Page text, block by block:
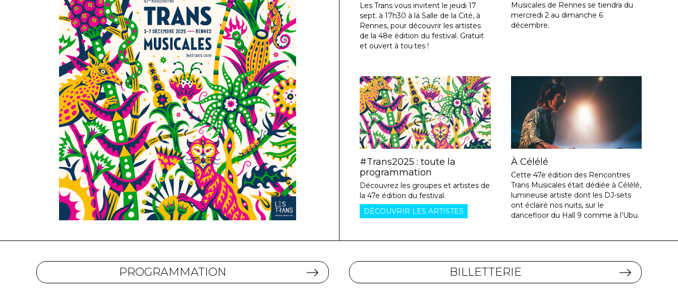
Les Trans vous invitent le jeudi 17
sept. à 17h30 à la Salle de la Cité, à
Rennes, pour découvrir les artistes
de la 48e édition du festival. Gratuit
et ouvert à tou·tes !
Musicales de Rennes se tiendra du
mercredi 2 au dimanche 6
décembre.
#Trans2025 : toute la
programmation
Découvrez les groupes et artistes de
la 47e édition du festival.
DÉCOUVRIR LES ARTISTES
À Célélé
Cette 47e édition des Rencontres
Trans Musicales était dédiée à Célélé,
lumineuse artiste dont les DJ-sets
ont éclairé nos nuits, sur le
dancefloor du Hall 9 comme à l’Ubu.
PROGRAMMATION BILLETTERIE